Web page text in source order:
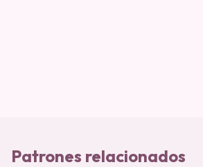
Patrones relacionados